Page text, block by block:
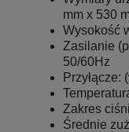
mm x 530
Wysokość
Zasilanie
50/60Hz
Zakres
Średnie